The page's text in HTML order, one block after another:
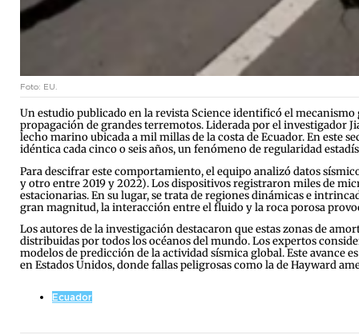
Foto: EU.
Un estudio publicado en la revista Science identificó el mecanismo
propagación de grandes terremotos. Liderada por el investigador
lecho marino ubicada a mil millas de la costa de Ecuador. En este
idéntica cada cinco o seis años, un fenómeno de regularidad
Para descifrar este comportamiento, el equipo analizó datos
y otro entre 2019 y 2022). Los dispositivos registraron miles de
estacionarias. En su lugar, se trata de regiones dinámicas e
gran magnitud, la interacción entre el fluido y la roca porosa
Los autores de la investigación destacaron que estas zonas de
distribuidas por todos los océanos del mundo. Los expertos
modelos de predicción de la actividad sísmica global. Este avance
en Estados Unidos, donde fallas peligrosas como la de Hayward
Ecuador